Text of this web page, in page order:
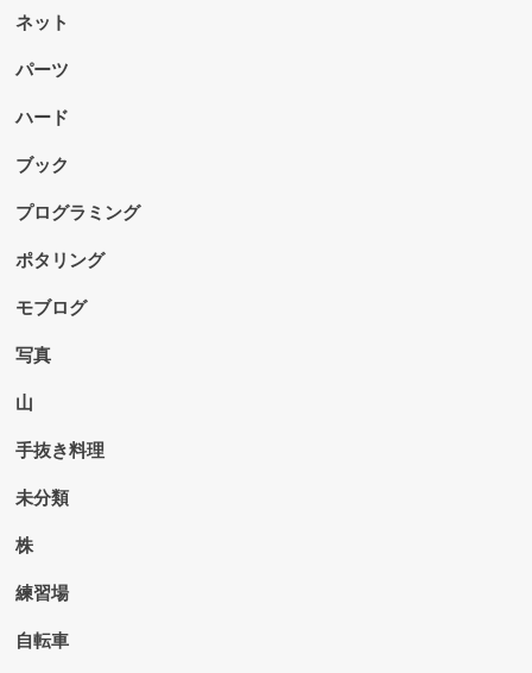
ネット
パーツ
ハード
ブック
プログラミング
ポタリング
モブログ
写真
山
手抜き料理
未分類
株
練習場
自転車